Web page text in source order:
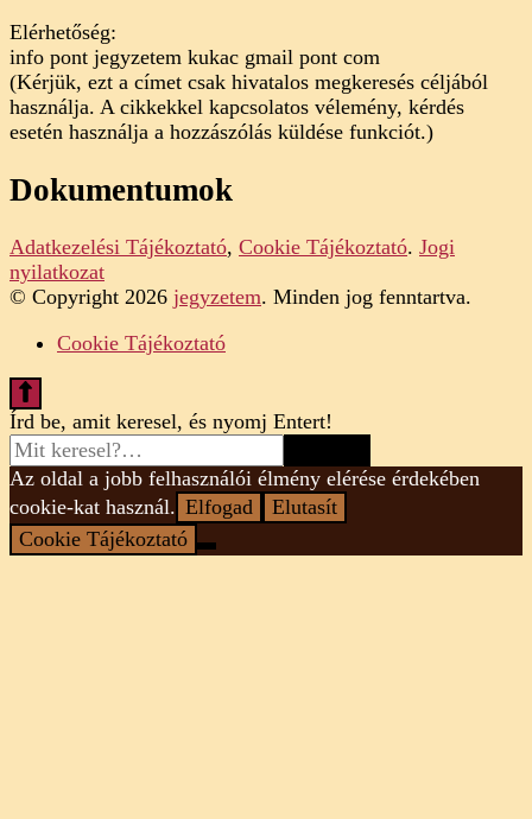
Elérhetőség:
info pont jegyzetem kukac gmail pont com
(Kérjük, ezt a címet csak hivatalos megkeresés céljából
használja. A cikkekkel kapcsolatos vélemény, kérdés
esetén használja a hozzászólás küldése funkciót.)
Dokumentumok
Adatkezelési Tájékoztató, Cookie Tájékoztató. Jogi
nyilatkozat
© Copyright 2026 jegyzetem. Minden jog fenntartva.
Cookie Tájékoztató
Looking
for
Something?
Írd be, amit keresel, és nyomj Entert!
Az oldal a jobb felhasználói élmény elérése érdekében
cookie-kat használ. Elfogad
Elutasít
Cookie Tájékoztató